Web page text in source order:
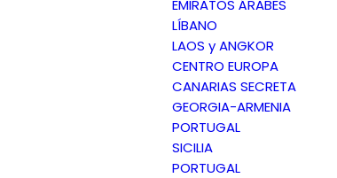
EMIRATOS ÁRABES
LÍBANO
LAOS y ANGKOR
CENTRO EUROPA
CANARIAS SECRETA
GEORGIA-ARMENIA
PORTUGAL
SICILIA
PORTUGAL